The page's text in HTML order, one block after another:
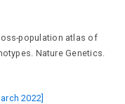
population atlas of
Nature Genetics.
2022]